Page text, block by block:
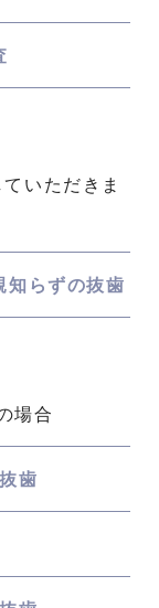
いただきま
知らずの抜歯
場合
歯